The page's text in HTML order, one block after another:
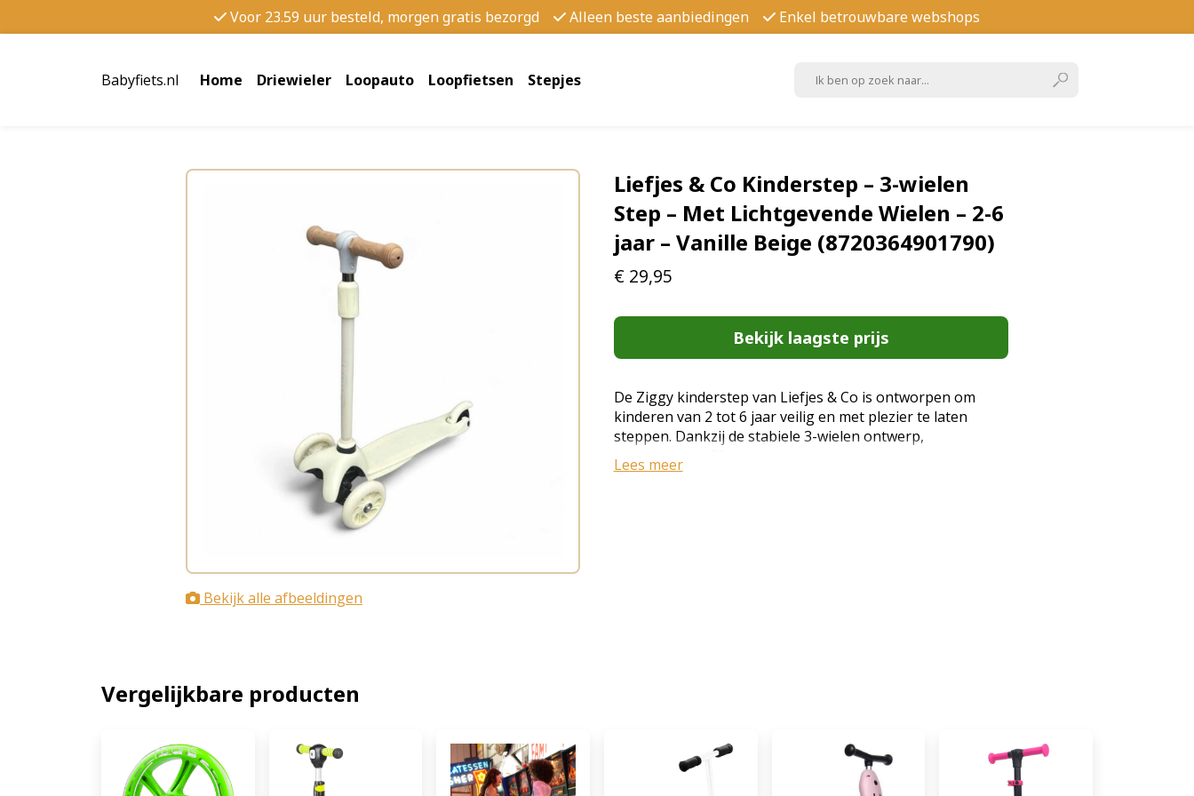
Voor 23.59 uur besteld, morgen gratis bezorgd Alleen beste aanbiedingen Enkel betrouwbare webshops
Babyfiets.nl Home Driewieler Loopauto Loopfietsen Stepjes
Bekijk alle afbeeldingen
Liefjes & Co Kinderstep – 3-wielen
Step – Met Lichtgevende Wielen – 2-6
jaar – Vanille Beige (8720364901790)
€ 29,95
Bekijk laagste prijs
De Ziggy kinderstep van Liefjes & Co is ontworpen om
kinderen van 2 tot 6 jaar veilig en met plezier te laten
steppen. Dankzij de stabiele 3-wielen ontwerp,
lichtgevende LED-wielen en een in hoogte verstelbaar
stuur groeit deze step moeiteloos mee met je kind. Perfect
voetrem aan de achterzijde kan je kind veilig en snel
stoppen. Voor dagelijks gebruik De Ziggy is gemaakt van
stevig, onderhoudsvriendelijk materiaal en kan tegen een
Lees meer
Vergelijkbare producten